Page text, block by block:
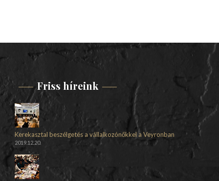
Friss híreink
Kerekasztal beszélgetés a vállalkozónőkkel a Veyronban
2019.12.20.